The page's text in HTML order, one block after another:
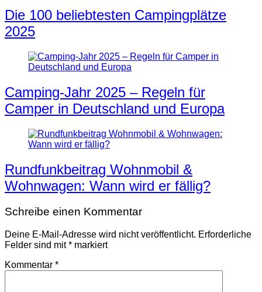
Die 100 beliebtesten Campingplätze
2025
Camping-Jahr 2025 – Regeln für
Camper in Deutschland und Europa
Rundfunkbeitrag Wohnmobil &
Wohnwagen: Wann wird er fällig?
Schreibe einen Kommentar
Deine E-Mail-Adresse wird nicht veröffentlicht. Erforderliche
Felder sind mit* markiert
Kommentar *